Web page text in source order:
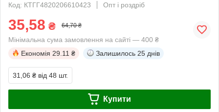
Код: КТГГ4820206610423
Опт і роздріб
35,58 ₴ 64,70 ₴
Мінімальна сума замовлення на сайті — 400 ₴
Економія 29.11 ₴ Залишилось 25 днів
31,06 ₴ від 48 шт.
Купити